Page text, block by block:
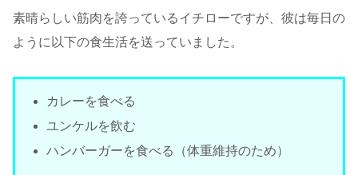
素晴らしい筋肉を誇っているイチローですが、彼は毎日の
ように以下の食生活を送っていました。
カレーを食べる
ユンケルを飲む
ハンバーガーを食べる（体重維持のため）